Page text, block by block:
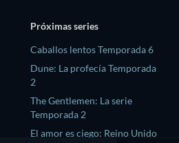
Próximas series
Caballos lentos Temporada 6
Dune: La profecía Temporada
2
The Gentlemen: La serie
Temporada 2
El amor es ciego: Reino Unido